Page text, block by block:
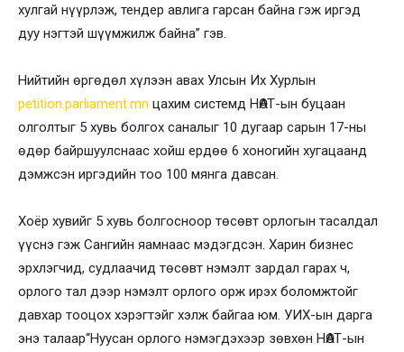
хулгай нүүрлэж, тендер авлига гарсан байна гэж иргэд
дуу нэгтэй шүүмжилж байна” гэв.
Нийтийн өргөдөл хүлээн авах Улсын Их Хурлын
petition.parliament.mn цахим системд НӨАТ-ын буцаан
олголтыг 5 хувь болгох саналыг 10 дугаар сарын 17-ны
өдөр байршуулснаас хойш ердөө 6 хоногийн хугацаанд
дэмжсэн иргэдийн тоо 100 мянга давсан.
Хоёр хувийг 5 хувь болгосноор төсөвт орлогын тасалдал
үүснэ гэж Сангийн яамнаас мэдэгдсэн. Харин бизнес
эрхлэгчид, судлаачид төсөвт нэмэлт зардал гарах ч,
орлого тал дээр нэмэлт орлого орж ирэх боломжтойг
давхар тооцох хэрэгтэйг хэлж байгаа юм. УИХ-ын дарга
энэ талаар“Нуусан орлого нэмэгдэхээр зөвхөн НӨАТ-ын